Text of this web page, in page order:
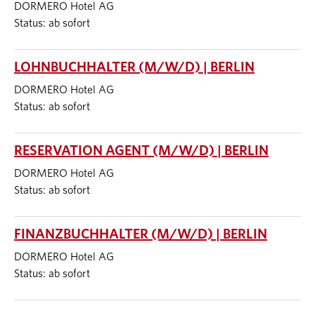
DORMERO Hotel AG
Status: ab sofort
LOHNBUCHHALTER (M/W/D) | BERLIN
DORMERO Hotel AG
Status: ab sofort
RESERVATION AGENT (M/W/D) | BERLIN
DORMERO Hotel AG
Status: ab sofort
FINANZBUCHHALTER (M/W/D) | BERLIN
DORMERO Hotel AG
Status: ab sofort